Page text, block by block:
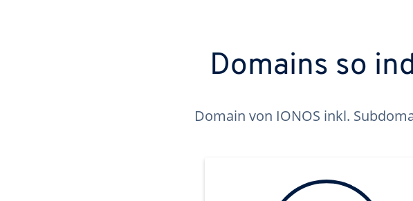
Domains so
Domain von IONOS inkl.